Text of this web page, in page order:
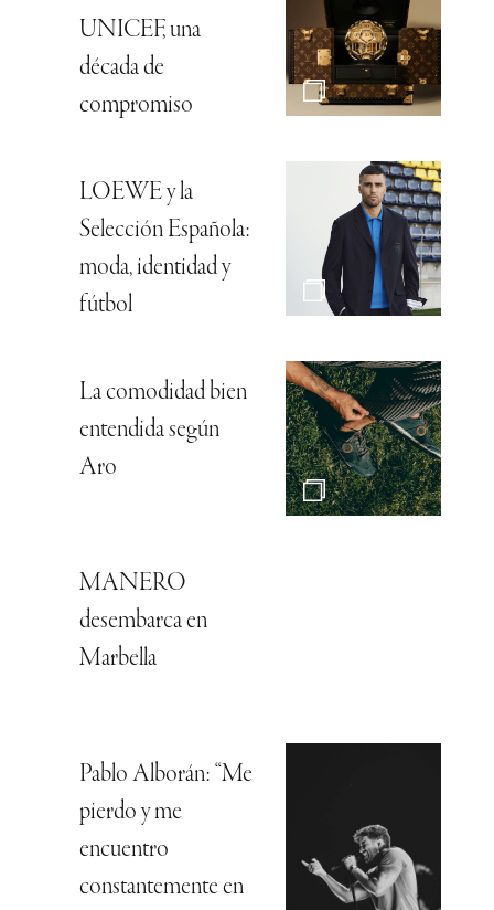
UNICEF, una
década de
compromiso
LOEWE y la
Selección Española:
moda, identidad y
fútbol
La comodidad bien
entendida según
Aro
MANERO
desembarca en
Marbella
Pablo Alborán: “Me
pierdo y me
encuentro
constantemente en